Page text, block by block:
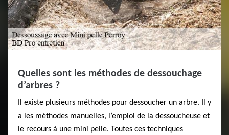
Quelles sont les méthodes de dessouchage
d’arbres ?
Il existe plusieurs méthodes pour dessoucher un arbre. Il y
a les méthodes manuelles, l’emploi de la dessoucheuse et
le recours à une mini pelle. Toutes ces techniques